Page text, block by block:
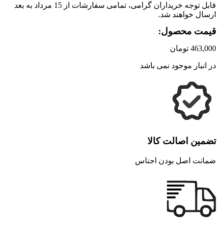
قابل توجه خریداران گرامی، تمامی سفارشات از 15 مرداد به بعد
ارسال خواهند شد.
قیمت محصول:
463,000 تومان
در انبار موجود نمی باشد
تضمین اصالت کالا
ضمانت اصل بودن اجناس